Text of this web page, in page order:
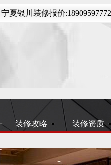
夏银川装修报价:18909597772
装修攻略 装修资质